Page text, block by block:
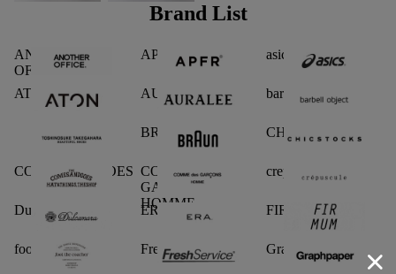
Brand List
ANOTHER
OFFICE
APFR asics
ATON AURALEE barbell object
BRAUN CHICSTOCKS
COMESANDGOES COMME des
GARCONS
HOMME
crepuscule
Dulcamara ERA. FIRMUM
foot the coacher FreshService Graphpaper